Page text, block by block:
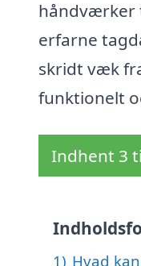
håndværker
erfarne
skridt væk
funktionelt
Indhent 3
1) Hvad